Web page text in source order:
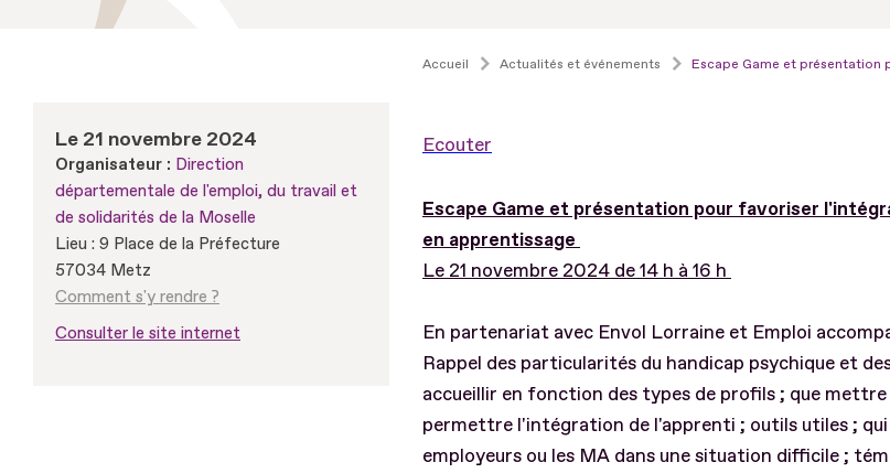
Accueil Actualités et événements Escape Game et présentation
Le 21 novembre 2024
Organisateur : Direction
départementale de l'emploi, du travail et
de solidarités de la Moselle
Lieu : 9 Place de la Préfecture
57034 Metz
Comment s'y rendre ?
Consulter le site internet
Ecouter
Escape Game et présentation pour favoriser
en apprentissage
Le 21 novembre 2024 de 14 h à 16 h
En partenariat avec Envol Lorraine et Emploi
Rappel des particularités du handicap psychique et
accueillir en fonction des types de profils ; que mettre
permettre l'intégration de l'apprenti ; outils utiles ; qui
employeurs ou les MA dans une situation difficile ;